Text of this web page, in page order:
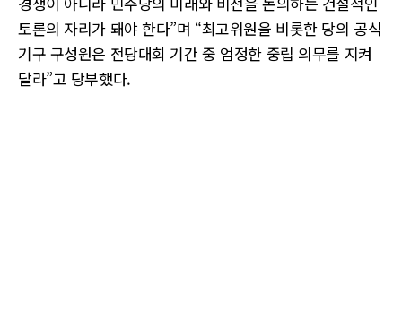
토론의 자리가 돼야 한다”며 “최고위원을 비롯한 당의 공식
기구 구성원은 전당대회 기간 중 엄정한 중립 의무를 지켜
달라”고 당부했다.